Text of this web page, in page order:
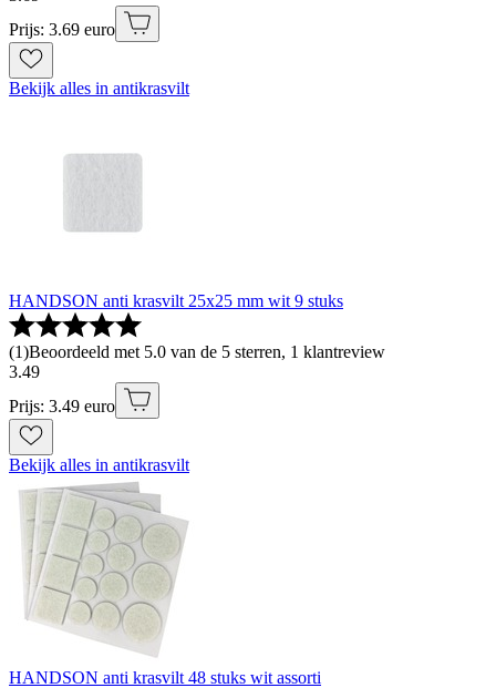
Prijs: 3.69 euro
Bekijk alles in antikrasvilt
HANDSON anti krasvilt 25x25 mm wit 9 stuks
(1)Beoordeeld met 5.0 van de 5 sterren, 1 klantreview
3.49
Prijs: 3.49 euro
Bekijk alles in antikrasvilt
HANDSON anti krasvilt 48 stuks wit assorti